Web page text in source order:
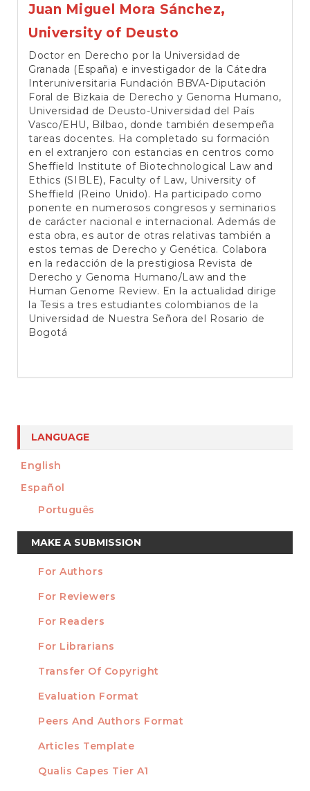
Juan Miguel Mora Sánchez,
University of Deusto
Doctor en Derecho por la Universidad de
Granada (España) e investigador de la Cátedra
Interuniversitaria Fundación BBVA-Diputación
Foral de Bizkaia de Derecho y Genoma Humano,
Universidad de Deusto-Universidad del País
Vasco/EHU, Bilbao, donde también desempeña
tareas docentes. Ha completado su formación
en el extranjero con estancias en centros como
Sheffield Institute of Biotechnological Law and
Ethics (SIBLE), Faculty of Law, University of
Sheffield (Reino Unido). Ha participado como
ponente en numerosos congresos y seminarios
de carácter nacional e internacional. Además de
esta obra, es autor de otras relativas también a
estos temas de Derecho y Genética. Colabora
en la redacción de la prestigiosa Revista de
Derecho y Genoma Humano/Law and the
Human Genome Review. En la actualidad dirige
la Tesis a tres estudiantes colombianos de la
Universidad de Nuestra Señora del Rosario de
Bogotá
LANGUAGE
English
Español
Português
Make
a
Submission
MAKE A SUBMISSION
INFORMATION
For Authors
For Reviewers
For Readers
For Librarians
TEMPLATES
Transfer Of Copyright
Evaluation Format
Peers And Authors Format
Articles Template
INDEXED
Qualis Capes Tier A1